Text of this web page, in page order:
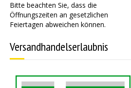
Bitte beachten Sie, dass die
Öffnungszeiten an gesetzlichen
Feiertagen abweichen können.
Versandhandelserlaubnis